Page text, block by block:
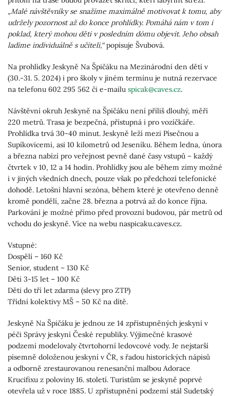
„Malé návštěvníky se snažíme maximálně motivovat k tomu, aby
udržely pozornost až do konce prohlídky. Pomáhá nám v tom i
poklad, který mohou děti v posledním dómu objevit. Jeho obsah
ladíme individuálně s učiteli,“popisuje Švubová.
Na prohlídky Jeskyně Na Špičáku na Mezinárodní den dětí v
(30.-31. 5. 2024) i pro školy v jiném termínu je nutná rezervace
na telefonu 602 295 562 či e-mailu spicak@caves.cz.
Návštěvní okruh Jeskyně na Špičáku není příliš dlouhý, měří
220 metrů. Trasa je bezpečná, přístupná i pro vozíčkáře.
Prohlídka trvá 30-40 minut. Jeskyně leží mezi Písečnou a
Supíkovicemi, asi 10 kilometrů od Jeseníku. Během ledna, února
a března nabízí pro veřejnost pevně dané časy vstupů – každý
čtvrtek v 10, 12 a 14 hodin. Prohlídky jsou ale během zimy možné
i v jiných všedních dnech, pouze však po předchozí telefonické
dohodě. Letošní hlavní sezóna, během které je otevřeno denně
kromě pondělí, začne 28. března a potrvá až do konce října.
Parkování je možné přímo před provozní budovou, pár metrů od
vchodu do jeskyně. Více na webu naspicaku.caves.cz.
Vstupné:
Dospělí – 160 Kč
Senior, student – 130 Kč
Děti 3-15 let – 100 Kč
Děti do tří let zdarma (slevy pro ZTP)
Třídní kolektivy MŠ – 50 Kč na dítě.
Jeskyně Na Špičáku je jednou ze 14 zpřístupněných jeskyní v
péči Správy jeskyní České republiky. Výjimečné krasové
podzemí modelovaly čtvrtohorní ledovcové vody. Je nejstarší
písemně doloženou jeskyní v ČR, s řadou historických nápisů
a odborně zrestaurovanou renesanční malbou Adorace
Krucifixu z poloviny 16. století. Turistům se jeskyně poprvé
otevřela už v roce 1885. U zpřístupnění podzemí stál Sudetský